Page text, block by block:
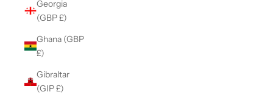
Georgia
(GBP £)
Ghana (GBP
£)
Gibraltar
(GIP £)